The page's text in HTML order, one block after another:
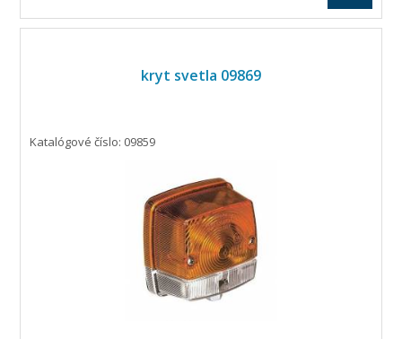
kryt svetla 09869
Katalógové číslo: 09859